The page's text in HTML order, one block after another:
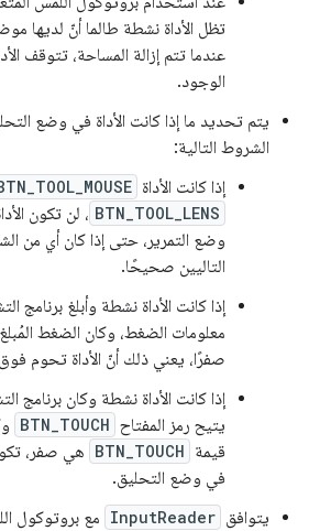
تظل الأداة نشطة طالما أنّ لديها
عندما تتم إزالة المساحة، تتوقف
الوجود.
يتم تحديد ما إذا كانت الأداة في وضع
الشروط التالية:
إذا كانت الأداة
BTN_TOOL_LENS ، لن تكون
وضع التمرير، حتى إذا كان أي من
التاليين صحيحًا.
إذا كانت الأداة نشطة وأبلغ برنامج
معلومات الضغط، وكان الضغط
صفرًا، يعني ذلك أنّ الأداة تحوم
إذا كانت الأداة نشطة وكان برنامج
يتيح رمز المفتاح BTN_TOUCH
قيمة BTN_TOUCH هي صفر،
في وضع التحليق.
يتوافق InputReader مع بروتوكول